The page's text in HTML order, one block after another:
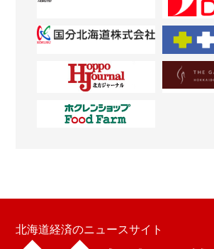
北海道経済のニュースサイト